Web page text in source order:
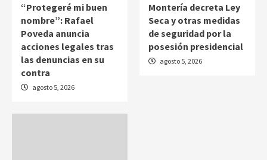
“Protegeré mi buen
nombre”: Rafael
Poveda anuncia
acciones legales tras
las denuncias en su
contra
agosto 5, 2026
Montería decreta Ley
Seca y otras medidas
de seguridad por la
posesión presidencial
agosto 5, 2026